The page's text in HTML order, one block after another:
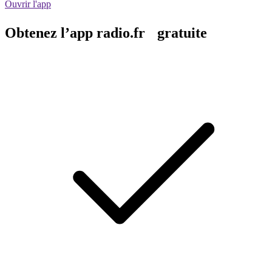
Ouvrir l'app
Obtenez l’app radio.fr gratuite